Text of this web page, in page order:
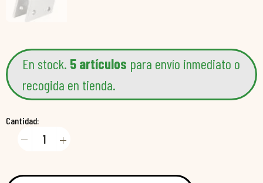
En stock. 5 artículos para envío inmediato o
recogida en tienda.
Cantidad: